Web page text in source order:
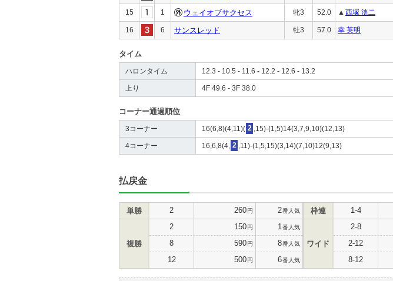
15 1 ウェイオブサクセス 牝3 52.0 ▲ 西塚 洸二
16 6 サンスレッド 牡3 57.0 幸 英明
タイム
ハロンタイム 12.3 - 10.5 - 11.6 - 12.2 - 12.6 - 13.2
上り 4F 49.6 - 3F 38.0
コーナー通過順位
3コーナー 16(6,8)(4,11)( 2 ,15)-(1,5)14(3,7,9,10)(12,13)
4コーナー 16,6,8(4, 2 ,11)-(1,5,15)(3,14)(7,10)12(9,13)
払戻金
単勝 2 260円 2番人気
複勝
2 150円 1 番人気
8 590円 8番人気
12 500円 6番人気
枠連 1-4
ワイド
2-8
2-12
8-12